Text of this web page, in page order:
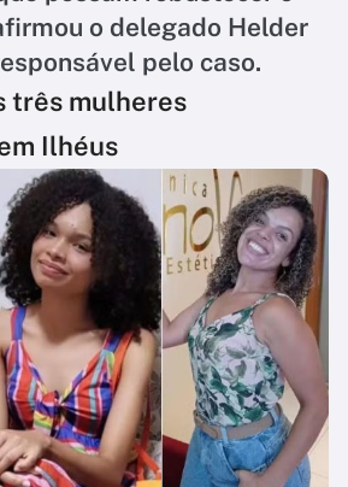
o delegado Helder
pelo caso.
três mulheres
Ilhéus